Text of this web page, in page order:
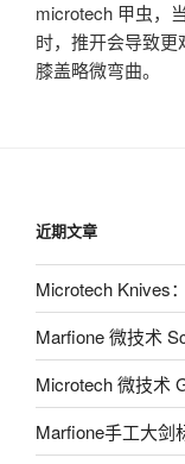
microtech 甲虫，
时，推开会导致
膝盖略微弯曲。
近期文章
Microtech Knives
Marfione 微技术
Microtech 微技术
Marfione手工大剑